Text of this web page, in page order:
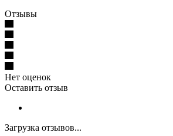
Отзывы
Нет оценок
Оставить отзыв
Загрузка отзывов...